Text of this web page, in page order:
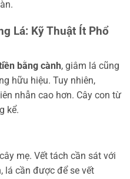
Lá: Kỹ Thuật Ít Phổ
bằng cành, giâm lá cũng
hữu hiệu. Tuy nhiên,
nhẫn cao hơn. Cây con từ
kể.
mẹ. Vết tách cần sát với
lá cần được để se vết